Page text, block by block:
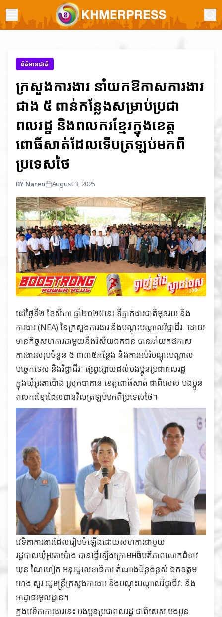
ព័ត៌មានជាតិ
ក្រសួងការងារ នាំយកឱកាសការងារ
ជាង ៥ ពាន់កន្លែងសម្រាប់ប្រជា
ពលរដ្ឋ និងពលករខ្មែរក្នុងខេត្ត
ពោធិ៍សាត់ដែលទើបត្រឡប់មកពី
ប្រទេសថៃ
BY Naren August 3, 2025
នៅថ្ងៃទី២ ខែសីហា ឆ្នាំ២០២៥នេះ ទីភ្នាក់ងារជាតិមុខរបរ និង
ការងារ (NEA) នៃក្រសួងការងារ និងបណ្តុះបណ្តាលវិជ្ជាជីវៈ ដោយ
មានកិច្ចសហការជាមួយនឹងវិស័យឯកជន បាននាំយកឱកាស
ការងារសរុបចំនួន ៥ ៣៣៥កន្លែង និងការអប់រំបណ្ដុះបណ្ដាល
បច្ចេកទេស និងវិជ្ជាជីវៈ ផ្សព្វផ្សាយដល់បងប្អូនប្រជាពលរដ្ឋ
ក្នុងឃុំអូរតាប៉ោង ស្រុកបាកាន ខេត្តពោធិ៍សាត់ ជាពិសេស បងប្អូន
ពលករខ្មែរដែលបានវិលត្រឡប់មកពីប្រទេសថៃ។
វេទិកាការងារដែលរៀបចំឡើងដោយសហការជាមួយ
រដ្ឋបាលឃុំអូរតាប៉ោង បានធ្វើឡើងក្រោមអធិបតីភាពលោកជំទាវ
ឃុន ណៃហៀក អនុរដ្ឋលេខាធិការ តំណាងដ៏ខ្ពង់ខ្ពស់ ឯកឧត្ដម
ហេង សួរ រដ្ឋមន្ត្រីក្រសួងការងារ និងបណ្ដុះបណ្ដាលវិជ្ជាជីវៈ និង
អាជ្ញាធរមូលដ្ឋាន។
ក្នុងវេទិកាការងារនេះ បងប្អូនប្រជាពលរដ្ឋ ជាពិសេស បងប្អូន